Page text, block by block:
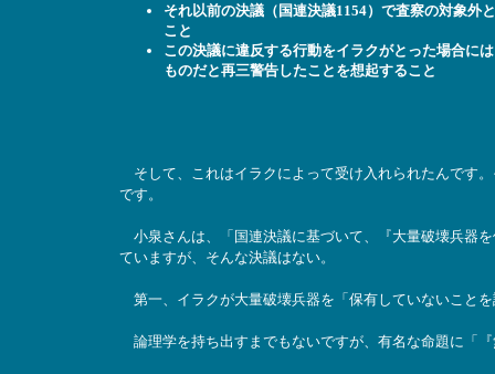
それ以前の決議（国連決議1154）で査察の対象外
こと
この決議に違反する行動をイラクがとった場合に
ものだと再三警告したことを想起すること
そして、これはイラクによって受け入れられたんです
です。
小泉さんは、「国連決議に基づいて、『大量破壊兵器
ていますが、そんな決議はない。
第一、イラクが大量破壊兵器を「保有していないこと
論理学を持ち出すまでもないですが、有名な命題に「